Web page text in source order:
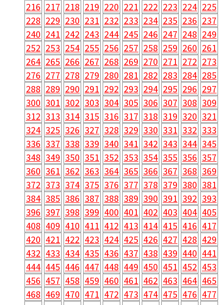
216 217 218 219 220 221 222 223 224 225
228 229 230 231 232 233 234 235 236 237
240 241 242 243 244 245 246 247 248 249
252 253 254 255 256 257 258 259 260 261
264 265 266 267 268 269 270 271 272 273
276 277 278 279 280 281 282 283 284 285
288 289 290 291 292 293 294 295 296 297
300 301 302 303 304 305 306 307 308 309
312 313 314 315 316 317 318 319 320 321
324 325 326 327 328 329 330 331 332 333
336 337 338 339 340 341 342 343 344 345
348 349 350 351 352 353 354 355 356 357
360 361 362 363 364 365 366 367 368 369
372 373 374 375 376 377 378 379 380 381
384 385 386 387 388 389 390 391 392 393
396 397 398 399 400 401 402 403 404 405
408 409 410 411 412 413 414 415 416 417
420 421 422 423 424 425 426 427 428 429
432 433 434 435 436 437 438 439 440 441
444 445 446 447 448 449 450 451 452 453
456 457 458 459 460 461 462 463 464 465
468 469 470 471 472 473 474 475 476 477